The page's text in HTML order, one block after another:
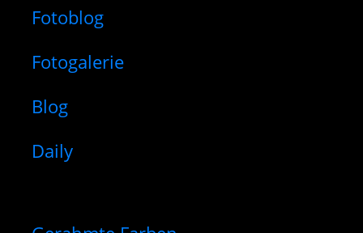
Fotoblog
Fotogalerie
Blog
Daily